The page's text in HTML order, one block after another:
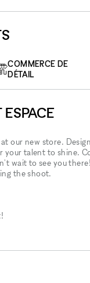
COMMERCE DE
DÉTAIL
our new store.
talent to shine.
wait to see you there!
the shoot.